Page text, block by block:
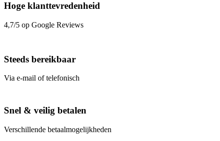
Hoge klanttevredenheid
4,7/5 op Google Reviews
Steeds bereikbaar
Via e-mail of telefonisch
Snel & veilig betalen
Verschillende betaalmogelijkheden